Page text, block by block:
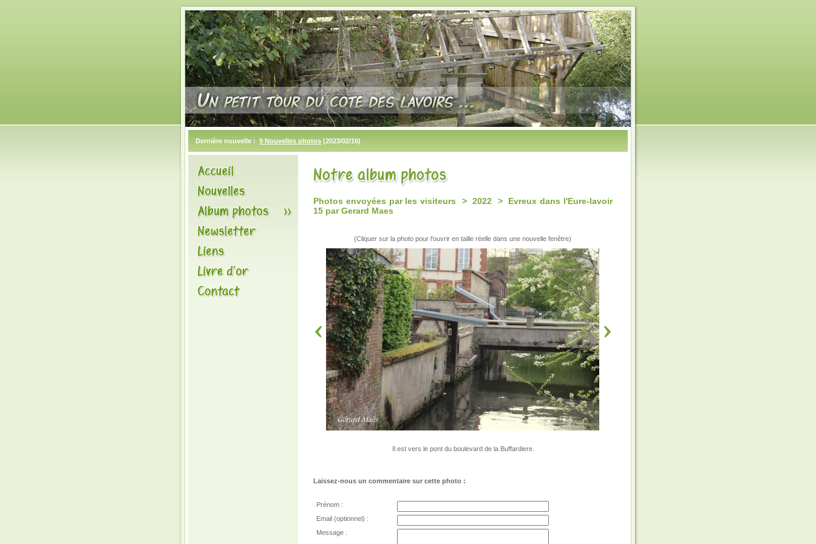
Dernière nouvelle : 9 Nouvelles photos (2023/02/16)
Photos envoyées par les visiteurs > 2022 > Evreux dans l'Eure-lavoir
15 par Gerard Maes
(Cliquer sur la photo pour l'ouvrir en taille réelle dans une nouvelle fenêtre)
Il est vers le pont du boulevard de la Buffardiere.
Laissez-nous un commentaire sur cette photo :
Prénom :
Email (optionnel) :
Message :